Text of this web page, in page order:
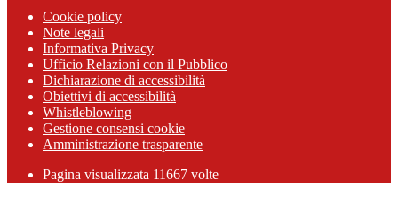
Cookie policy
Note legali
Informativa Privacy
Ufficio Relazioni con il Pubblico
Dichiarazione di accessibilità
Obiettivi di accessibilità
Whistleblowing
Gestione consensi cookie
Amministrazione trasparente
Pagina visualizzata 11667 volte